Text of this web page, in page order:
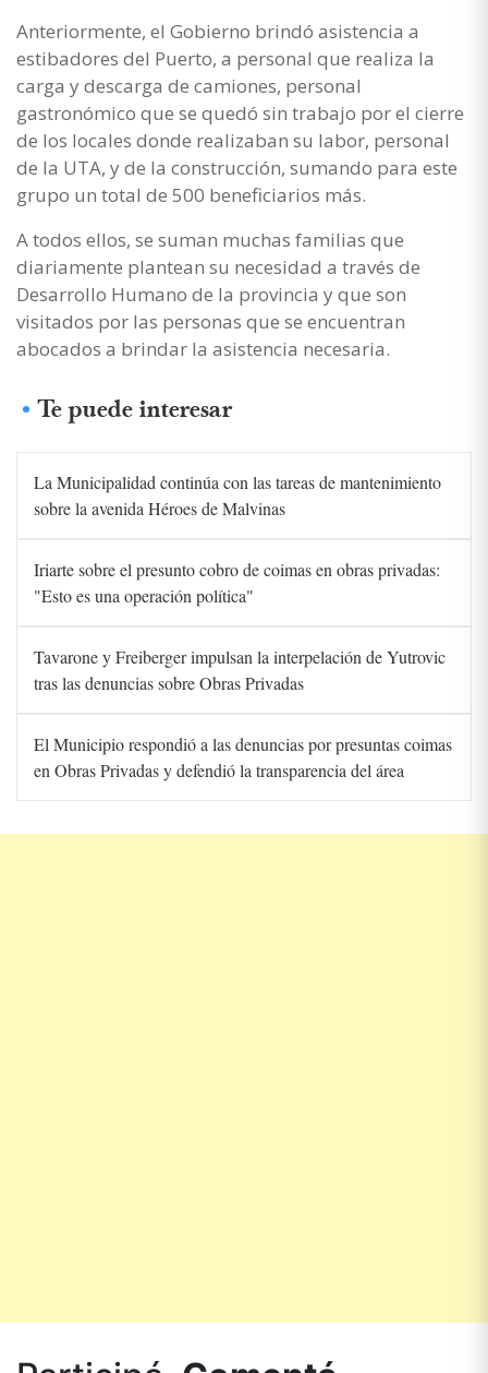
Anteriormente, el Gobierno brindó asistencia a
estibadores del Puerto, a personal que realiza la
carga y descarga de camiones, personal
gastronómico que se quedó sin trabajo por el cierre
de los locales donde realizaban su labor, personal
de la UTA, y de la construcción, sumando para este
grupo un total de 500 beneficiarios más.
A todos ellos, se suman muchas familias que
diariamente plantean su necesidad a través de
Desarrollo Humano de la provincia y que son
visitados por las personas que se encuentran
abocados a brindar la asistencia necesaria.
Te puede interesar
La Municipalidad continúa con las tareas de mantenimiento
sobre la avenida Héroes de Malvinas
Iriarte sobre el presunto cobro de coimas en obras privadas:
"Esto es una operación política"
Tavarone y Freiberger impulsan la interpelación de Yutrovic
tras las denuncias sobre Obras Privadas
El Municipio respondió a las denuncias por presuntas coimas
en Obras Privadas y defendió la transparencia del área